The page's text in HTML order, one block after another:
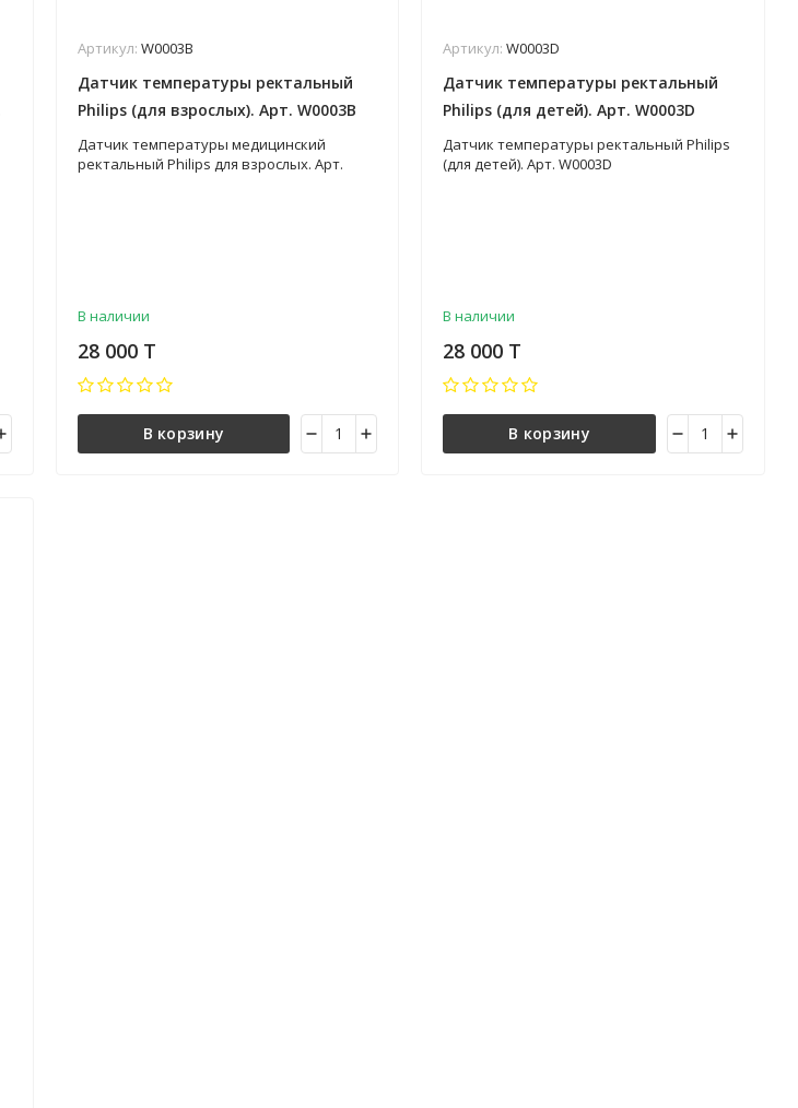
Артикул: W0003B
Датчик температуры ректальный
Philips (для взрослых). Арт. W0003B
Датчик температуры медицинский
ректальный Philips для взрослых. Арт.
В наличии
28 000 T
В корзину
Артикул:W0003D
Датчик температуры ректальный
Philips (для детей). Арт. W0003D
Датчик температуры ректальный Philips
(для детей). Арт. W0003D
В наличии
28 000 T
В корзину